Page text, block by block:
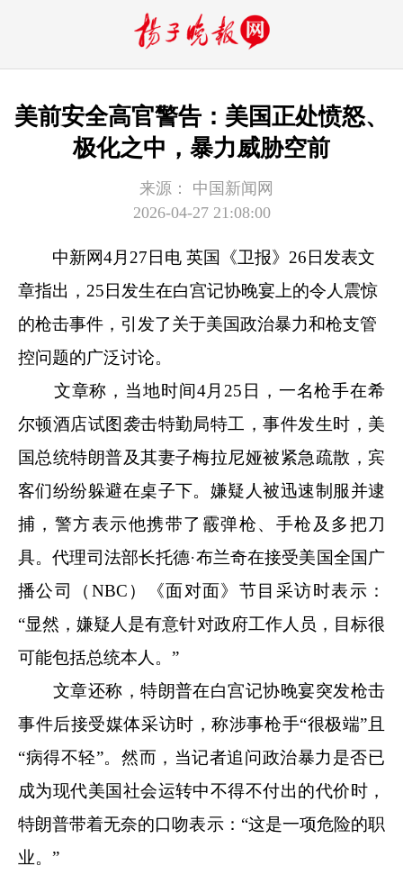
美前安全高官警告：美国正处愤怒、
极化之中，暴力威胁空前
来源：
中国新闻网
2026-04-27 21:08:00
中新网4月27日电 英国《卫报》26日发表文
章指出，25日发生在白宫记协晚宴上的令人震惊
的枪击事件，引发了关于美国政治暴力和枪支管
控问题的广泛讨论。
文章称，当地时间4月25日，一名枪手在希
尔顿酒店试图袭击特勤局特工，事件发生时，美
国总统特朗普及其妻子梅拉尼娅被紧急疏散，宾
客们纷纷躲避在桌子下。嫌疑人被迅速制服并逮
捕，警方表示他携带了霰弹枪、手枪及多把刀
具。代理司法部长托德·布兰奇在接受美国全国广
播公司（NBC）《面对面》节目采访时表示：
“显然，嫌疑人是有意针对政府工作人员，目标很
可能包括总统本人。”
文章还称，特朗普在白宫记协晚宴突发枪击
事件后接受媒体采访时，称涉事枪手“很极端”且
“病得不轻”。然而，当记者追问政治暴力是否已
成为现代美国社会运转中不得不付出的代价时，
特朗普带着无奈的口吻表示：“这是一项危险的职
业。”